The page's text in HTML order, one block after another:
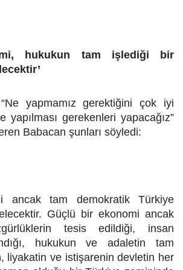
hukukun tam işlediği bir
“Ne yapmamız gerektiğini çok iyi
yapılması gerekenleri yapacağız”
Babacan şunları söyledi:
ancaktam demokratik Türkiye
Güçlü bir ekonomi ancak
tesis edildiği, insan
hukukun ve adaletin tam
liyakatin ve istişarenin devletin her